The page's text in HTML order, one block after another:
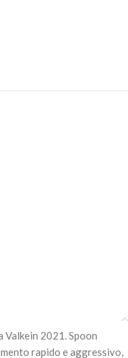
– IT22-GC
Valkein 2021. Spoon
rapido e aggressivo,